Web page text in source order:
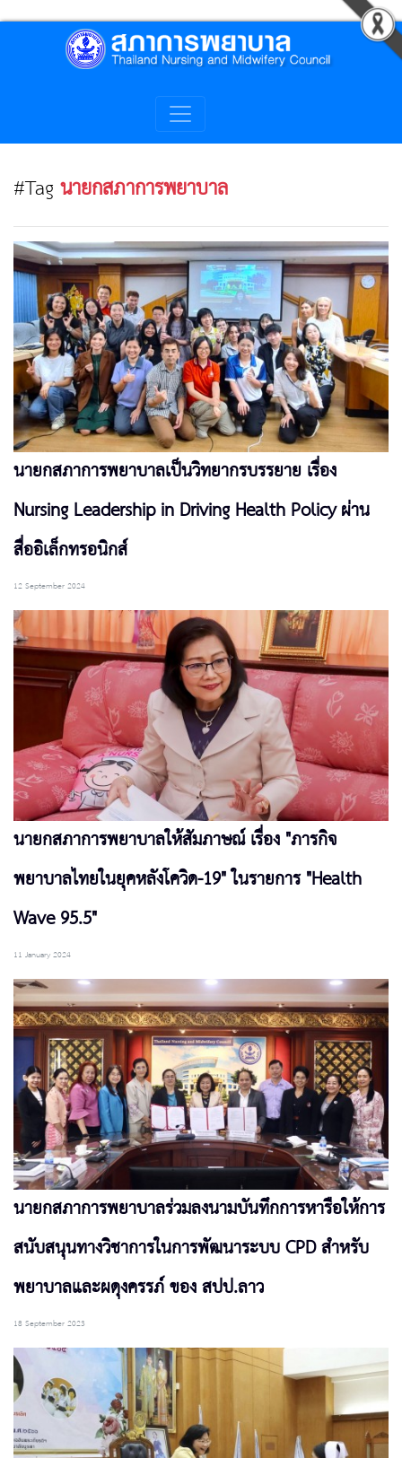
#Tagนายกสภาการพยาบาล
นายกสภาการพยาบาลเป็นวิทยากรบรรยาย เรื่อง
Nursing Leadership in Driving Health Policy ผ่าน
สื่ออิเล็กทรอนิกส์
12 September 2024
นายกสภาการพยาบาลให้สัมภาษณ์ เรื่อง "ภารกิจ
พยาบาลไทยในยุคหลังโควิด-19" ในรายการ "Health
Wave 95.5"
11 January 2024
นายกสภาการพยาบาลร่วมลงนามบันทึกการหารือให้การ
สนับสนุนทางวิชาการในการพัฒนาระบบ CPD สำหรับ
พยาบาลและผดุงครรภ์ ของ สปป.ลาว
18 September 2023